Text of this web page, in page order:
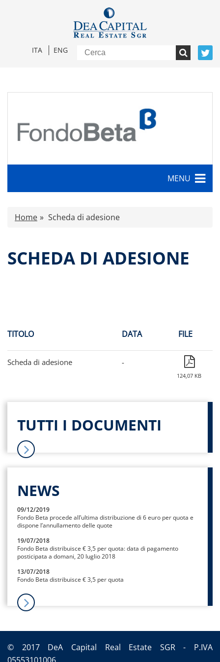
ITA ENG
MENU
Caratteristiche
Proventi distribuiti
Contatti
Home Scheda di adesione
SCHEDA DI ADESIONE
TITOLO DATA FILE
Scheda di adesione -
124,07 KB
TUTTI I DOCUMENTI
NEWS
09/12/2019
Fondo Beta procede all’ultima distribuzione di 6 euro per quota e
dispone l’annullamento delle quote
19/07/2018
Fondo Beta distribuisce € 3,5 per quota: data di pagamento
posticipata a domani, 20 luglio 2018
13/07/2018
Fondo Beta distribuisce € 3,5 per quota
© 2017 DeA Capital Real Estate SGR - P.IVA